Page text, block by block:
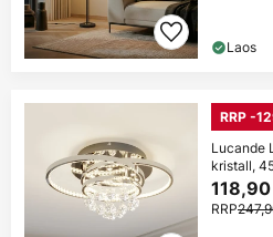
Laos
RRP -
Lucande
kristall,
RRP